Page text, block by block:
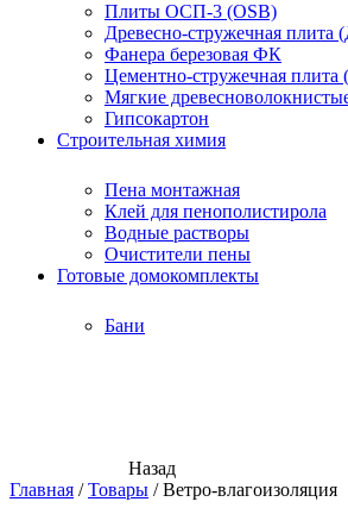
Плиты ОСП-3 (OSB)
Древесно-стружечная
Фанера березовая ФК
Цементно-стружечная
Мягкие
Гипсокартон
Строительная химия
Пена монтажная
Клей для пенополистирола
Водные растворы
Очистители пены
Готовые домокомплекты
Бани
Назад
Главная /Товары /Ветро-влагоизоляция